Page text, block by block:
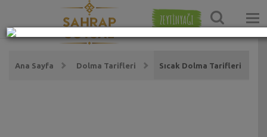
ZEYTİNYAĞI
Ana Sayfa Dolma Tarifleri Sıcak Dolma Tarifleri